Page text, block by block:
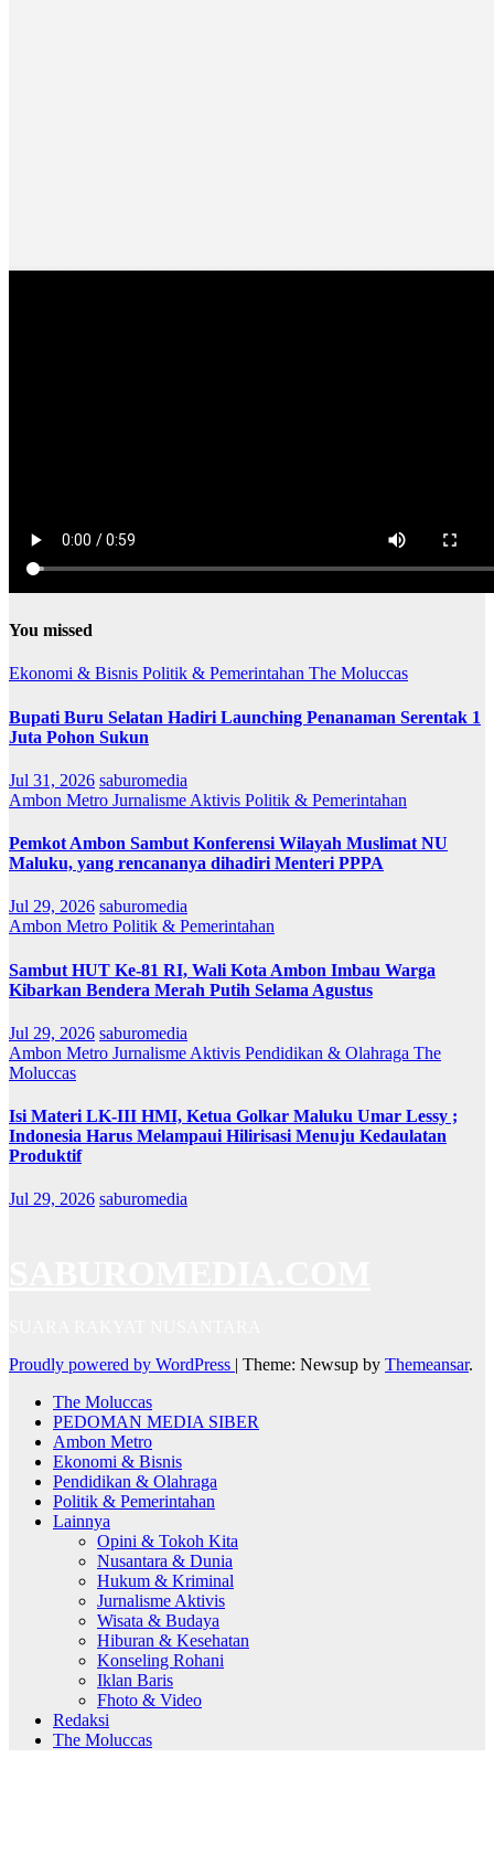
You missed
Ekonomi & Bisnis Politik & Pemerintahan The Moluccas
Bupati Buru Selatan Hadiri Launching Penanaman Serentak 1
Juta Pohon Sukun
Jul 31, 2026 saburomedia
Ambon Metro Jurnalisme Aktivis Politik & Pemerintahan
Pemkot Ambon Sambut Konferensi Wilayah Muslimat NU
Maluku, yang rencananya dihadiri Menteri PPPA
Jul 29, 2026 saburomedia
Ambon Metro Politik & Pemerintahan
Sambut HUT Ke-81 RI, Wali Kota Ambon Imbau Warga
Kibarkan Bendera Merah Putih Selama Agustus
Jul 29, 2026 saburomedia
Ambon Metro Jurnalisme Aktivis Pendidikan & Olahraga The
Moluccas
Isi Materi LK-III HMI, Ketua Golkar Maluku Umar Lessy ;
Indonesia Harus Melampaui Hilirisasi Menuju Kedaulatan
Produktif
Jul 29, 2026 saburomedia
Proudly powered by WordPress | Theme: Newsup by Themeansar.
The Moluccas
PEDOMAN MEDIA SIBER
Ambon Metro
Ekonomi & Bisnis
Pendidikan & Olahraga
Politik & Pemerintahan
Lainnya
Opini & Tokoh Kita
Nusantara & Dunia
Hukum & Kriminal
Jurnalisme Aktivis
Wisata & Budaya
Hiburan & Kesehatan
Konseling Rohani
Iklan Baris
Fhoto & Video
Redaksi
The Moluccas